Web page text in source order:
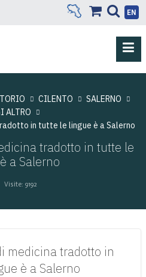
EN
CILENTO
SALERNO
ALTRO
in tutte le lingue è a Salerno
tradotto in tutte le
a Salerno
Visite: 9192
medicina tradotto in
è a Salerno